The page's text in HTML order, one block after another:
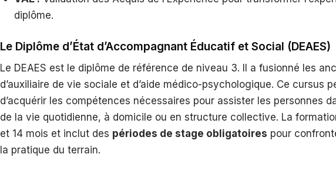
diplôme.
Le Diplôme d’État d’Accompagnant Éducatif et Social (DEAES)
Le DEAES est le diplôme de référence de niveau 3. Il a fusionné les
d’auxiliaire de vie sociale et d’aide médico-psychologique. Ce cursus
d’acquérir les compétences nécessaires pour assister les personnes
de la vie quotidienne, à domicile ou en structure collective. La
et 14 mois et inclut des périodes de stage obligatoires pour
la pratique du terrain.